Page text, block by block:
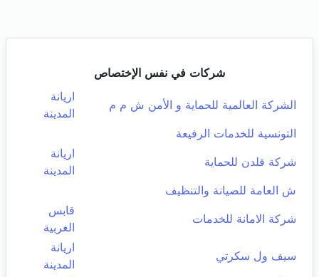
شركات في نفس الإختصاص
الشركة العالمية للحماية و الأمن ش م م
اريانة
المدينة
التونسية للخدمات الرفيعة
شركة قلدن للحماية
اريانة
المدينة
ش العامة للصيانة والتنظيف
شركة الامانة للخدمات
قابس
الغربية
سيف ول سكرتي
اريانة
المدينة